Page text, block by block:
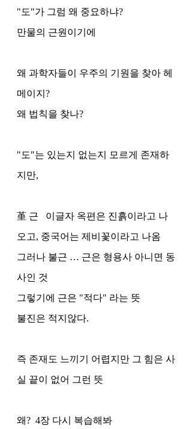
"도"가 그럼 왜 중요하냐?
만물의 근원이기에
왜 과학자들이 우주의 기원을 찾아 헤
메이지?
왜 법칙을 찾나?
"도"는 있는지 없는지 모르게 존재하
지만,
堇 근   이글자 옥편은 진흙이라고 나
오고, 중국어는 제비꽃이라고 나옴
그러나 불근 … 근은 형용사 아니면 동
사인 것
그렇기에 근은 "적다" 라는 뜻
불진은 적지않다.
즉 존재도 느끼기 어렵지만 그 힘은 사
실 끝이 없어 그런 뜻
왜?  4장 다시 복습해봐